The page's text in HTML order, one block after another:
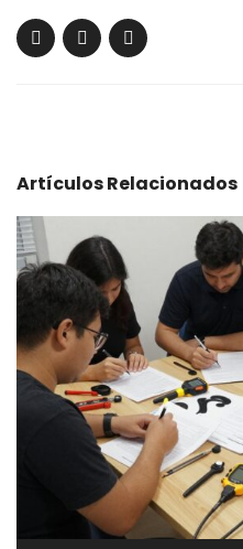
Artículos Relacionados